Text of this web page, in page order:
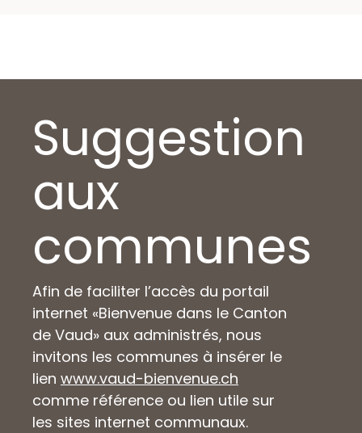
Suggestion
aux
communes
Afin de faciliter l’accès du portail
internet «Bienvenue dans le Canton
de Vaud» aux administrés, nous
invitons les communes à insérer le
lien www.vaud-bienvenue.ch
comme référence ou lien utile sur
les sites internet communaux.